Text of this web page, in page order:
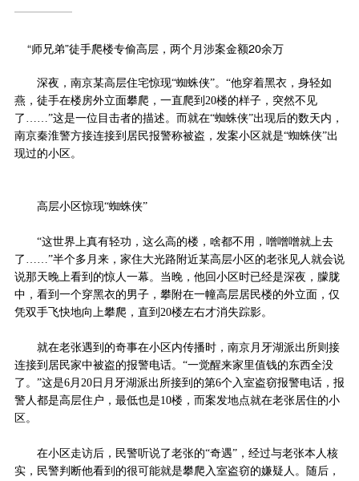
“师兄弟”徒手爬楼专偷高层，两个月涉案金额20余万
深夜，南京某高层住宅惊现“蜘蛛侠”。“他穿着黑衣，身轻如
燕，徒手在楼房外立面攀爬，一直爬到20楼的样子，突然不见
了……”这是一位目击者的描述。而就在“蜘蛛侠”出现后的数天内，
南京秦淮警方接连接到居民报警称被盗，发案小区就是“蜘蛛侠”出
现过的小区。
高层小区惊现“蜘蛛侠”
“这世界上真有轻功，这么高的楼，啥都不用，噌噌噌就上去
了……”半个多月来，家住大光路附近某高层小区的老张见人就会说
说那天晚上看到的惊人一幕。当晚，他回小区时已经是深夜，朦胧
中，看到一个穿黑衣的男子，攀附在一幢高层居民楼的外立面，仅
凭双手飞快地向上攀爬，直到20楼左右才消失踪影。
就在老张遇到的奇事在小区内传播时，南京月牙湖派出所则接
连接到居民家中被盗的报警电话。“一觉醒来家里值钱的东西全没
了。”这是6月20日月牙湖派出所接到的第6个入室盗窃报警电话，报
警人都是高层住户，最低也是10楼，而案发地点就在老张居住的小
区。
在小区走访后，民警听说了老张的“奇遇”，经过与老张本人核
实，民警判断他看到的很可能就是攀爬入室盗窃的嫌疑人。随后，